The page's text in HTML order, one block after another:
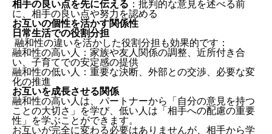
相手の良い点を先に伝える ：批判的な意見を述べる前
に、相手の良い点や努力を認める
お互いの個性を活かす関係性
日常生活での役割分担
融和性の違いを活かした役割分担も効果的です：
融和性の高い人：家族や友人関係の調整、近所付き合
い、子育てでの安定感の提供
融和性の低い人：重要な決断、外部との交渉、必要な変
化の推進
お互いを成長させる関係
融和性の高い人は、パートナーから「自分の意見を持つ
ことの大切さ」を学び、低い人は「相手への配慮の重要
性」を学ぶことができます。
お互いが完全に変わる必要はありませんが、相手から学